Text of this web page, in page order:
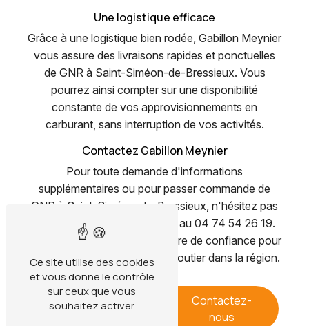
Une logistique efficace
Grâce à une logistique bien rodée, Gabillon Meynier
vous assure des livraisons rapides et ponctuelles
de GNR à Saint-Siméon-de-Bressieux. Vous
pourrez ainsi compter sur une disponibilité
constante de vos approvisionnements en
carburant, sans interruption de vos activités.
Contactez Gabillon Meynier
Pour toute demande d'informations
supplémentaires ou pour passer commande de
GNR à Saint-Siméon-de-Bressieux, n'hésitez pas
à contacter Gabillon Meynier au 04 74 54 26 19.
Faites confiance à un partenaire de confiance pour
vos besoins en Gazole Non Routier dans la région.
En savoir
Contactez-
nous
Ce site utilise des cookies
et vous donne le contrôle
sur ceux que vous
souhaitez activer